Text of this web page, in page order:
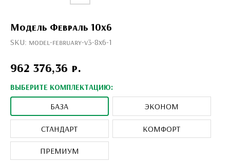
Модель Февраль 10x6
SKU: model-february-v3-8х6-1
962 376,36 р.
ВЫБЕРИТЕ КОМПЛЕКТАЦИЮ:
БАЗА ЭКОНОМ
СТАНДАРТ КОМФОРТ
ПРЕМИУМ